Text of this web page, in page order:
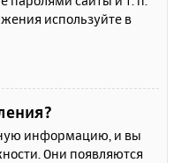
используйте в
информацию, и вы
Они появляются